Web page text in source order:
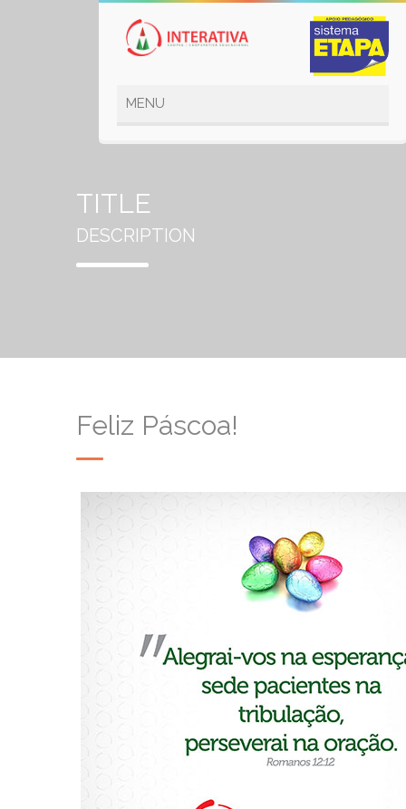
TITLE
DESCRIPTION
Feliz Páscoa!